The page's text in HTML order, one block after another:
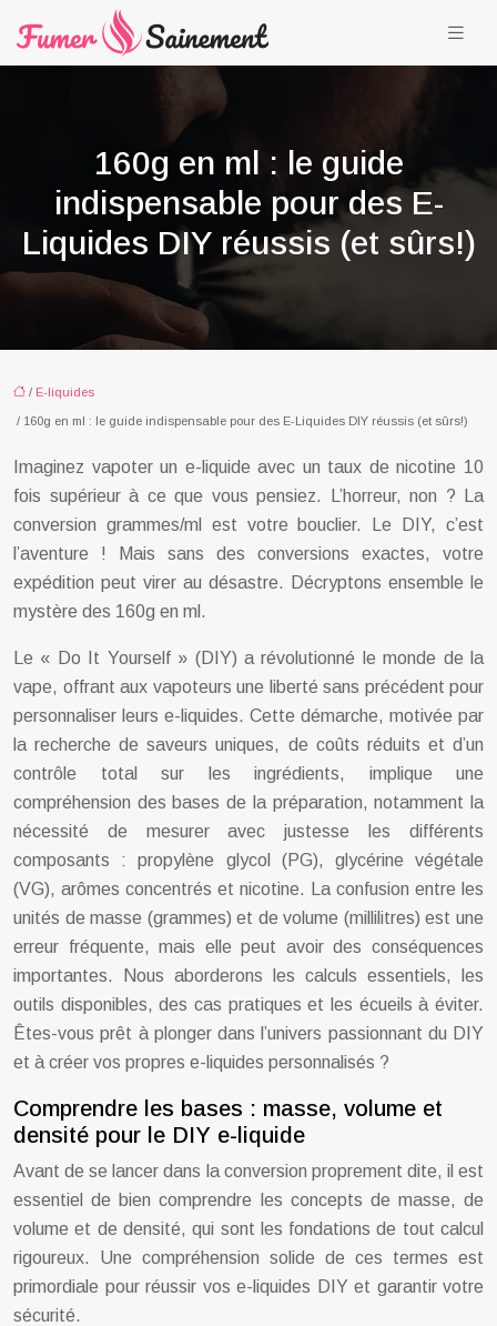
160g en ml : le guide
indispensable pour des E-
Liquides DIY réussis (et sûrs!)
/ E-liquides
/ 160g en ml : le guide indispensable pour des E-Liquides DIY réussis (et sûrs!)
Imaginez vapoter un e-liquide avec un taux de nicotine 10
fois supérieur à ce que vous pensiez. L’horreur, non ? La
conversion grammes/ml est votre bouclier. Le DIY, c’est
l’aventure ! Mais sans des conversions exactes, votre
expédition peut virer au désastre. Décryptons ensemble le
mystère des 160g en ml.
Le « Do It Yourself » (DIY) a révolutionné le monde de la
vape, offrant aux vapoteurs une liberté sans précédent pour
personnaliser leurs e-liquides. Cette démarche, motivée par
la recherche de saveurs uniques, de coûts réduits et d’un
contrôle total sur les ingrédients, implique une
compréhension des bases de la préparation, notamment la
nécessité de mesurer avec justesse les différents
composants : propylène glycol (PG), glycérine végétale
(VG), arômes concentrés et nicotine. La confusion entre les
unités de masse (grammes) et de volume (millilitres) est une
erreur fréquente, mais elle peut avoir des conséquences
importantes. Nous aborderons les calculs essentiels, les
outils disponibles, des cas pratiques et les écueils à éviter.
Êtes-vous prêt à plonger dans l’univers passionnant du DIY
et à créer vos propres e-liquides personnalisés ?
Comprendre les bases : masse, volume et
densité pour le DIY e-liquide
Avant de se lancer dans la conversion proprement dite, il est
essentiel de bien comprendre les concepts de masse, de
volume et de densité, qui sont les fondations de tout calcul
rigoureux. Une compréhension solide de ces termes est
primordiale pour réussir vos e-liquides DIY et garantir votre
sécurité.